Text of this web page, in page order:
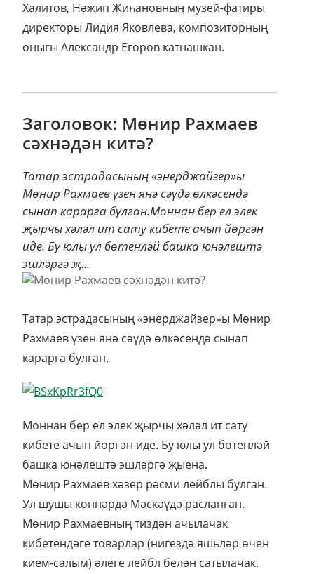
Халитов, Нәҗип Жиһановның музей-фатиры
директоры Лидия Яковлева, композиторның
оныгы Александр Егоров катнашкан.
Заголовок: Мөнир Рахмаев
сәхнәдән китә?
Татар эстрадасының «энерджайзер»ы
Мөнир Рахмаев үзен янә сәүдә өлкәсендә
сынап карарга булган.Моннан бер ел элек
җырчы хәләл ит сату кибете ачып йөргән
иде. Бу юлы ул бөтенләй башка юнәлештә
эшләргә җ...
Татар эстрадасының «энерджайзер»ы Мөнир
Рахмаев үзен янә сәүдә өлкәсендә сынап
карарга булган.
Моннан бер ел элек җырчы хәләл ит сату
кибете ачып йөргән иде. Бу юлы ул бөтенләй
башка юнәлештә эшләргә җыена.
Мөнир Рахмаев хәзер рәсми лейблы булган.
Ул шушы көннәрдә Мәскәүдә расланган.
Мөнир Рахмаевның тиздән ачылачак
кибетендәге товарлар (нигездә яшьләр өчен
кием-салым) әлеге лейбл белән сатылачак.